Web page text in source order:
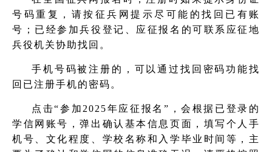
号码重复，请按征兵网提示尽可能的找回已有账
号；已经参加兵役登记、应征报名的可联系应征地
兵役机关协助找回。
手机号码被注册的，可以通过找回密码功能找
回已注册手机的密码。
点击“参加2025年应征报名”，会根据已登录的
学信网账号，弹出确认基本信息页面，填写个人手
机号、文化程度、学校名称和入学毕业时间等，主